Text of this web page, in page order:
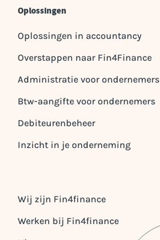
Oplossingen
Oplossingen in accountancy
Overstappen naar Fin4Finance
Administratie voor ondernemers
Btw-aangifte voor ondernemers
Debiteurenbeheer
Inzicht in je onderneming
Wij zijn Fin4finance
Werken bij Fin4finance